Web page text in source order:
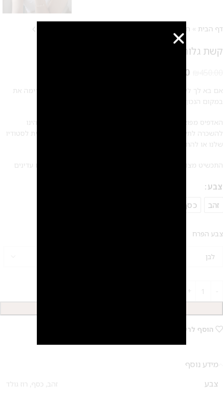
דף הבית » חנות
קשת גלורי להשכרה
390.00
אם בא לך לקחת את ההופעה שלך ביום החתונה כמה צעדים קדימה את
במקום הנכון!
האדפיס מפוצץ בסטייל להשכרה ליום החתונה / אירוע! התכשיט הינו
להשכרה לתקופה של 7 ימים מן היום שהתקבל (ניתן להחזיר פיזית לסטודיו
שלנו או להחזיר באמצעות שליח)
התכשיט מצופה בזהב 18 קראט/ כסף/ רוז גולד ומשובץ בזירקונים עדינים
צבע
זהב
כסף
צבע הפרח
הוסף לרשימת המשאלות
מידע נוסף
צבע
זהב, כסף, רוז גולד